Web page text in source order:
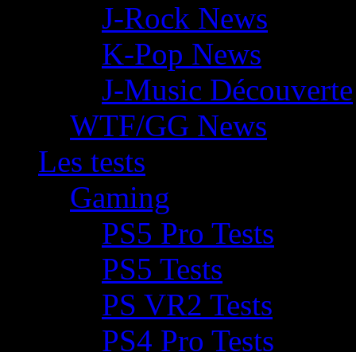
J-Rock News
K-Pop News
J-Music Découverte
WTF/GG News
Les tests
Gaming
PS5 Pro Tests
PS5 Tests
PS VR2 Tests
PS4 Pro Tests